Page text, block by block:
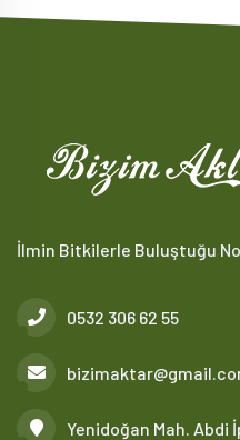
İlmin Bitkilerle Buluştuğu
0532 306 62 55
Yenidoğan Mah. Abdi